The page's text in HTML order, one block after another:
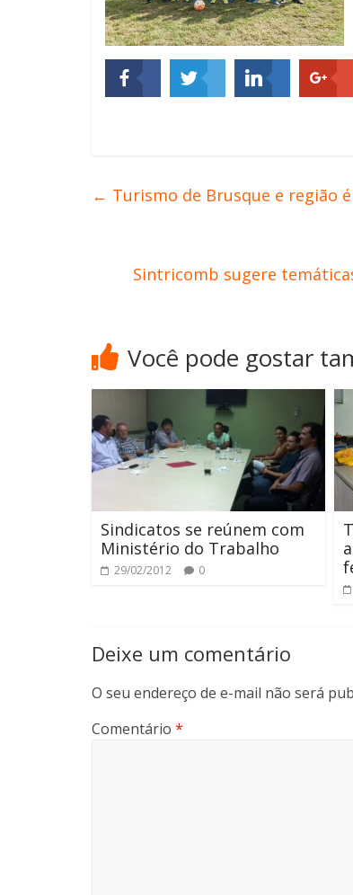
← Turismo de Brusque e região
Sintricomb sugere
Você pode gostar
Sindicatos se reúnem com
Ministério do Trabalho
29/02/2012 0
Deixe um comentário
O seu endereço de e-mail não será
Comentário *